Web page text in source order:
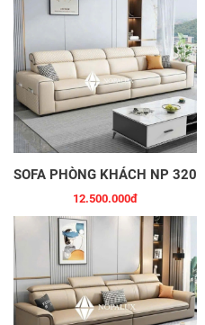
SOFA PHÒNG KHÁCH NP 320
12.500.000đ